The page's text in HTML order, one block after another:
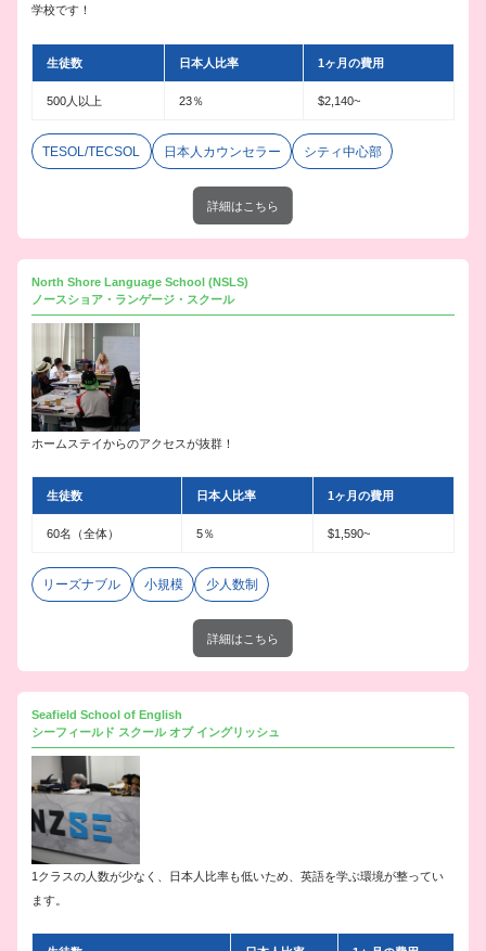
学校です！
生徒数 日本人比率 1ヶ月の費用
500人以上 23％ $2,140~
TESOL/TECSOL 日本人カウンセラー シティ中心部
詳細はこちら
North Shore Language School (NSLS)
ノースショア・ランゲージ・スクール
ホームステイからのアクセスが抜群！
生徒数 日本人比率 1ヶ月の費用
60名（全体） 5％ $1,590~
リーズナブル 小規模 少人数制
詳細はこちら
Seafield School of English
シーフィールド スクール オブ イングリッシュ
1クラスの人数が少なく、日本人比率も低いため、英語を学ぶ環境が整ってい
ます。